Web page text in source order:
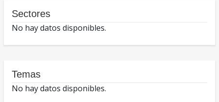
Sectores
No hay datos disponibles.
Temas
No hay datos disponibles.